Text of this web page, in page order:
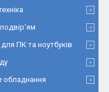
ПК та ноутбуків
обладнання